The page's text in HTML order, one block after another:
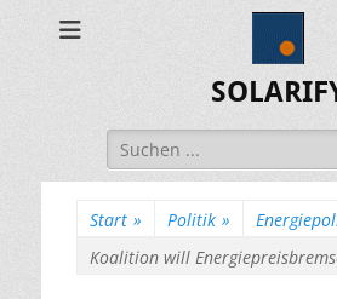
Suchen
nach:
Start » Politik »
Koalition will